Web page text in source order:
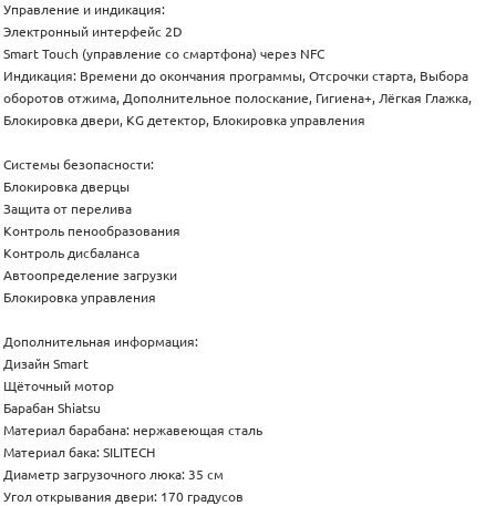
Управление и индикация:
Электронный интерфейс 2D
Smart Touch (управление со смартфона) через NFC
Индикация: Времени до окончания программы, Отсрочки старта, Выбора
оборотов отжима, Дополнительное полоскание, Гигиена+, Лёгкая Глажка,
Блокировка двери, KG детектор, Блокировка управления
Системы безопасности:
Блокировка дверцы
Защита от перелива
Контроль пенообразования
Контроль дисбаланса
Автоопределение загрузки
Блокировка управления
Дополнительная информация:
Дизайн Smart
Щёточный мотор
Барабан Shiatsu
Материал барабана: нержавеющая сталь
Материал бака: SILITECH
Диаметр загрузочного люка: 35 см
Угол открывания двери: 170 градусов